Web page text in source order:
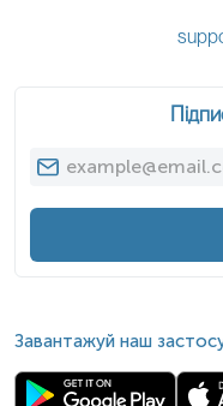
Завантажуй наш